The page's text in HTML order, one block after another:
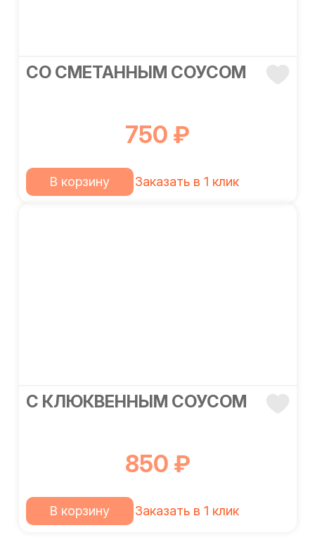
СО СМЕТАННЫМ СОУСОМ
750 ₽
В корзину Заказать в 1 клик
С КЛЮКВЕННЫМ СОУСОМ
850 ₽
В корзину Заказать в 1 клик